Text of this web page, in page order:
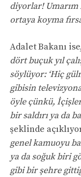
diyorlar!
ortaya koyma
Adalet Bakanı
dört buçuk yıl
söylüyor: ‘Hiç
gibisin televizyona
öyle çünkü,
bir saldırı ya da
şeklinde
genel kamuoyu
ya da soğuk biri
gibi bir şehre